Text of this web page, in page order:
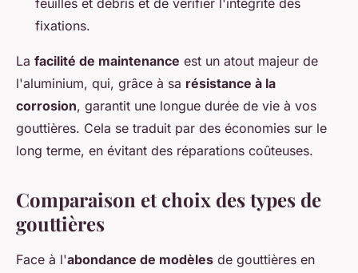
feuilles et débris et de vérifier l'intégrité des
fixations.
La facilité de maintenance est un atout majeur de
l'aluminium, qui, grâce à sa résistance à la
corrosion, garantit une longue durée de vie à vos
gouttières. Cela se traduit par des économies sur le
long terme, en évitant des réparations coûteuses.
Comparaison et choix des types de
gouttières
Face à l'abondance de modèles de gouttières en